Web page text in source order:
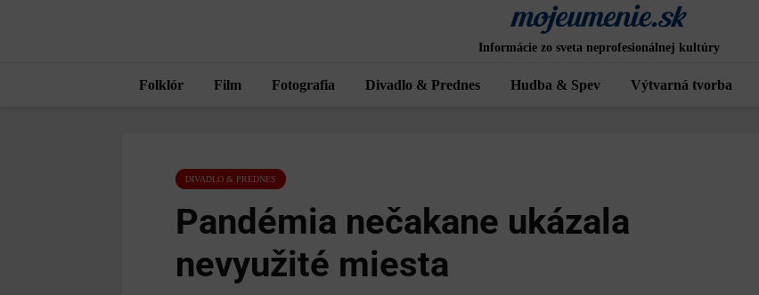
Informácie zo sveta neprofesionálnej kultúry
Folklór Film Fotografia Divadlo & Prednes Hudba & Spev Výtvarná tvorba
DIVADLO & PREDNES
Pandémia nečakane ukázala
nevyužité miesta